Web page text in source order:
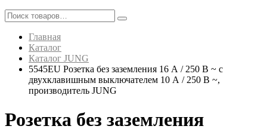
Главная
Каталог
Каталог JUNG
5545EU Розетка без заземления 16 A / 250 B ~ с
двухклавишным выключателем 10 A / 250 B ~,
производитель JUNG
Розетка без заземления